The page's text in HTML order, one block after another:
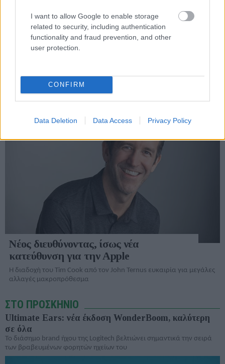
I want to allow Google to enable storage
related to security, including authentication
functionality and fraud prevention, and other
user protection.
CONFIRM
Data Deletion Data Access Privacy Policy
Η/Υ της HP με Windows 8:
ΣΗΜΕΡΑ
Νέος διευθύνοντας, ίσως νέα
κατεύθυνση για την Apple
Η διαδοχή του Tim Cook από τον John Ternus ευκαιρία για μεγάλες
αλλαγές μακροπρόθεσμα
ΣΤΟ ΠΡΟΣΚΗΝΙΟ
Ultimate Ears: νέα έκδοση WonderBoom, καλύτερη
σε όλα
To διάσημο brand ήχου της Logitech βελτιώνει σημαντικά την σειρά
των βραβευμένων φορητών ηχείων του